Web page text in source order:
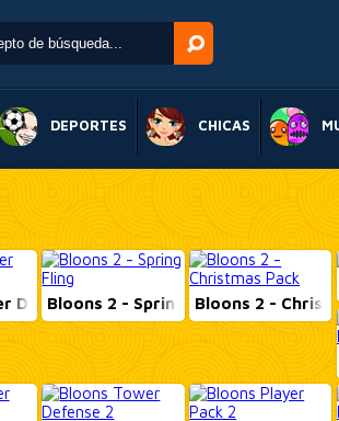
DEPORTES CHICAS
Defense 3
Bloons 2 - Spring FlingBloons 2 -